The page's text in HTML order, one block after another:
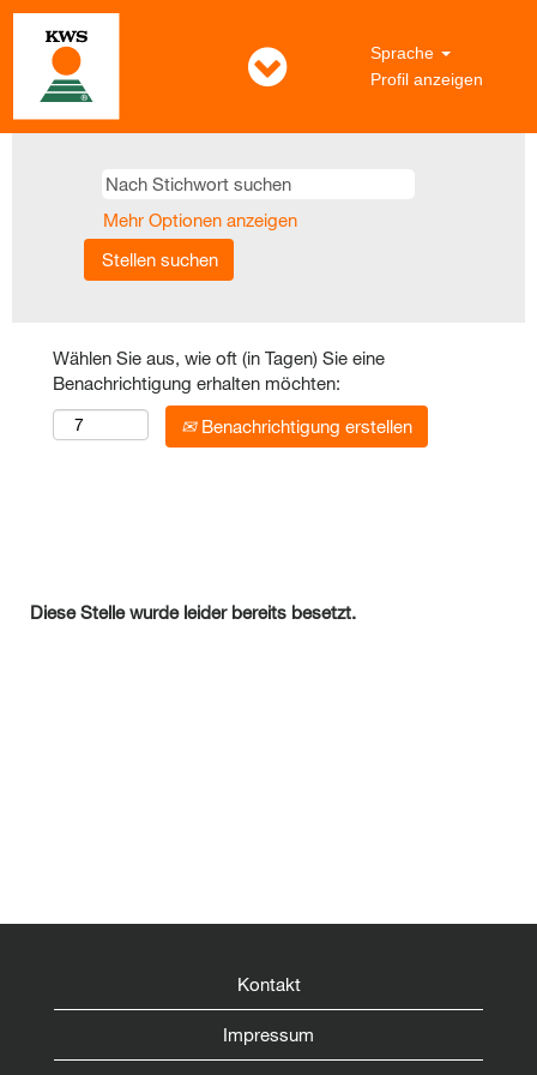
Sprache
Profil anzeigen
Mehr Optionen anzeigen
Wählen Sie aus, wie oft (in Tagen) Sie eine
Benachrichtigung erhalten möchten:
Benachrichtigung erstellen
Diese Stelle wurde leider bereits besetzt.
Kontakt
Impressum